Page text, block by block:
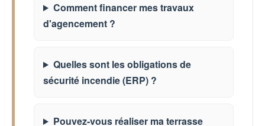
Comment financer mes travaux
d'agencement ?
Quelles sont les obligations de
sécurité incendie (ERP) ?
Pouvez-vous réaliser ma terrasse